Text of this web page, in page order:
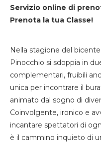
Servizio online di
Prenota la tua Classe!
Nella stagione del
Pinocchio si sdoppia in
complementari, fruibili
unica per incontrare il
animato dal sogno di
Coinvolgente, ironico e
incantare spettatori di
è il cammino inquieto di